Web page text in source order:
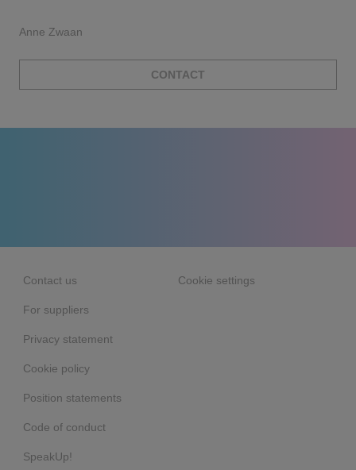
Anne Zwaan
CONTACT
Contact us
For suppliers
Privacy statement
Cookie policy
Position statements
Code of conduct
SpeakUp!
Cookie settings